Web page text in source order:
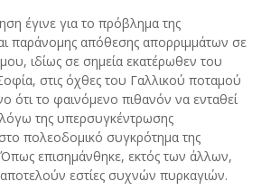
έγινε για το πρόβλημα της
παράνομης απόθεσης απορριμμάτων σε
ιδίως σε σημεία εκατέρωθεν του
στις όχθες του Γαλλικού ποταμού
ότι το φαινόμενο πιθανόν να ενταθεί
λόγω της υπερσυγκέντρωσης
πολεοδομικό συγκρότημα της
επισημάνθηκε, εκτός των άλλων,
εστίες συχνών πυρκαγιών.